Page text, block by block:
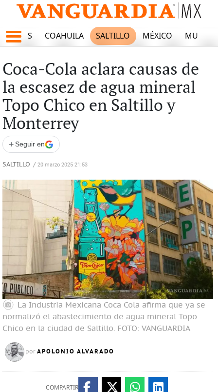
JUEGOS COAHUILA SALTILLO MÉXICO MUNDO
Coca-Cola aclara causas de
la escasez de agua mineral
Topo Chico en Saltillo y
Monterrey
+ Seguir en
SALTILLO / 20 marzo 2025 21:53
La Industria Mexicana Coca Cola afirma que ya se
normalizó el abastecimiento de agua mineral Topo
Chico en la ciudad de Saltillo. FOTO: VANGUARDIA
por APOLONIO ALVARADO
COMPARTIR